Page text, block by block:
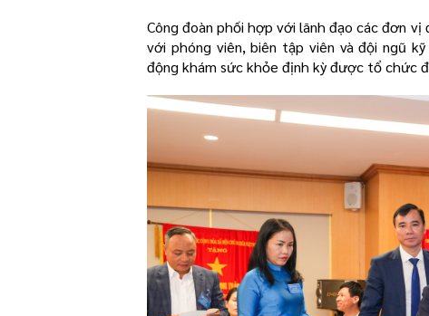
Công đoàn phối hợp với lãnh đạo các đơn vị
với phóng viên, biên tập viên và đội ngũ
động khám sức khỏe định kỳ được tổ chức